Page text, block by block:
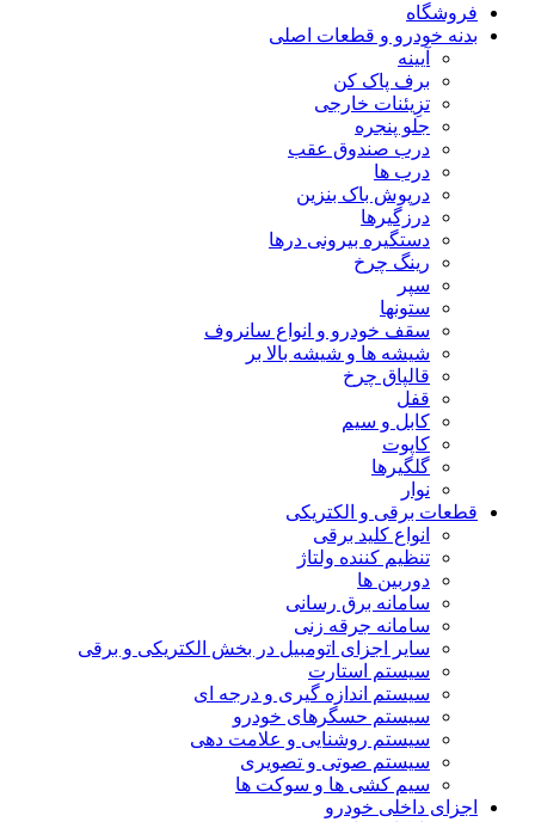
فروشگاه
بدنه خودرو و قطعات اصلی
آیینه
برف پاک کن
تزِیئنات خارجی
جلو پنجره
درب صندوق عقب
درب ها
درپوش باک بنزین
درزگیرها
دستگیره بیرونی درها
رینگ چرخ
سپر
ستونها
سقف خودرو و انواع سانروف
شیشه ها و شیشه بالا بر
قالپاق چرخ
قفل
کابل و سیم
کاپوت
گلگیرها
نوار
قطعات برقی و الکتریکی
انواع کلید برقی
تنظیم کننده ولتاژ
دوربین ها
سامانه برق رسانی
سامانه جرقه زنی
سایر اجزای اتومبیل در بخش الکتریکی و برقی
سیستم استارت
سیستم اندازه گیری و درجه ای
سیستم حسگرهای خودرو
سیستم روشنایی و علامت دهی
سیستم صوتی و تصویری
سیم کشی ها و سوکت ها
اجزای داخلی خودرو